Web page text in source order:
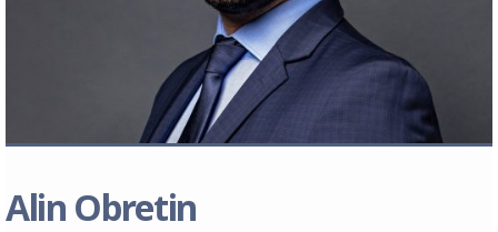
Alin Obretin